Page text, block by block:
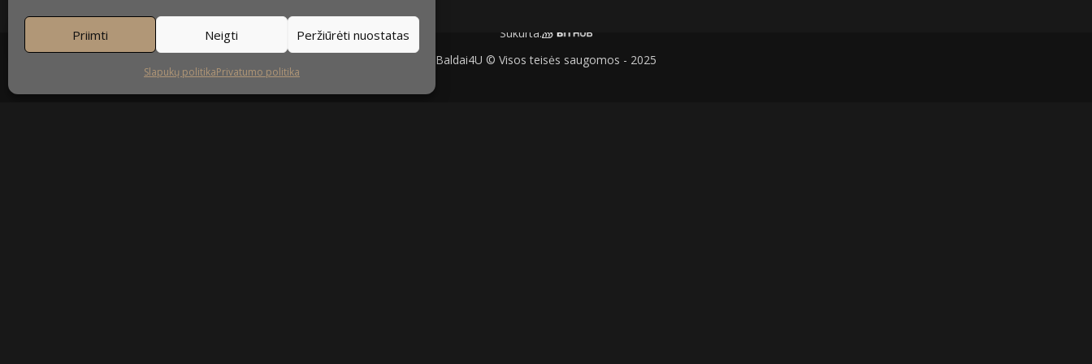
Priimti Neigti Peržiūrėti nuostatas
Slapukų politikaPrivatumo politika
Sukurta:
Baldai4U © Visos teisės saugomos - 2025